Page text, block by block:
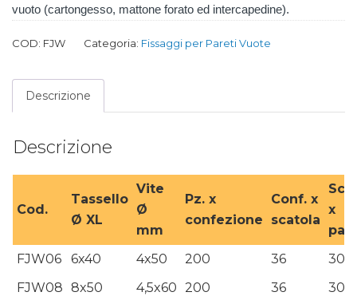
vuoto (cartongesso, mattone forato ed intercapedine).
COD: FJW Categoria: Fissaggi per Pareti Vuote
Descrizione
Descrizione
Cod.
Tassello
Ø XL
Vite
Ø
mm
Pz. x
confezione
Conf. x
scatola
x
FJW06
6x40 4x50 200 36
30
FJW08 8x50 4,5x60 200 36
30